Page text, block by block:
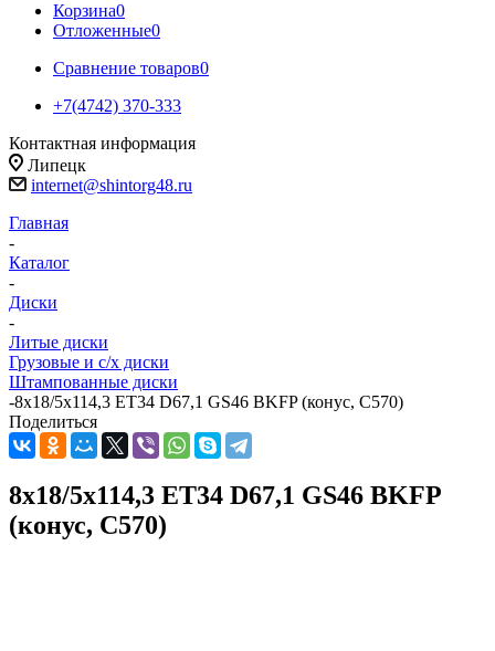
Корзина0
Отложенные0
Сравнение товаров0
+7(4742) 370-333
Контактная информация
Липецк
internet@shintorg48.ru
Главная
-
Каталог
-
Диски
-
Литые диски
Грузовые и с/х диски
Штампованные диски
-8x18/5x114,3 ET34 D67,1 GS46 BKFP (конус, C570)
Поделиться
8x18/5x114,3 ET34 D67,1 GS46 BKFP
(конус, C570)